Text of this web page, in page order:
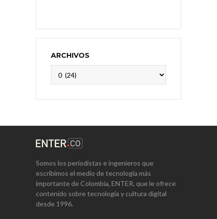
ARCHIVOS
Somos los periodistas e ingenieros que
escribimos el medio de tecnología más
importante de Colombia, ENTER, que le ofrece
contenido sobre tecnología y cultura digital
desde 1996.